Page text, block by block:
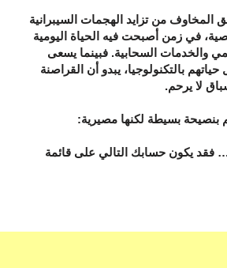
المخاوف من تزايد الهجمات السيبرانية
في زمن أصبحت فيه الحياة اليومية
والخدمات السحابية. فبينما يسعى
بالتكنولوجيا، يبدو أن القراصنة
لا يرحم.
بنصيحة بسيطة لكنها مصيرية:
فقد يكون حسابك التالي على قائمة